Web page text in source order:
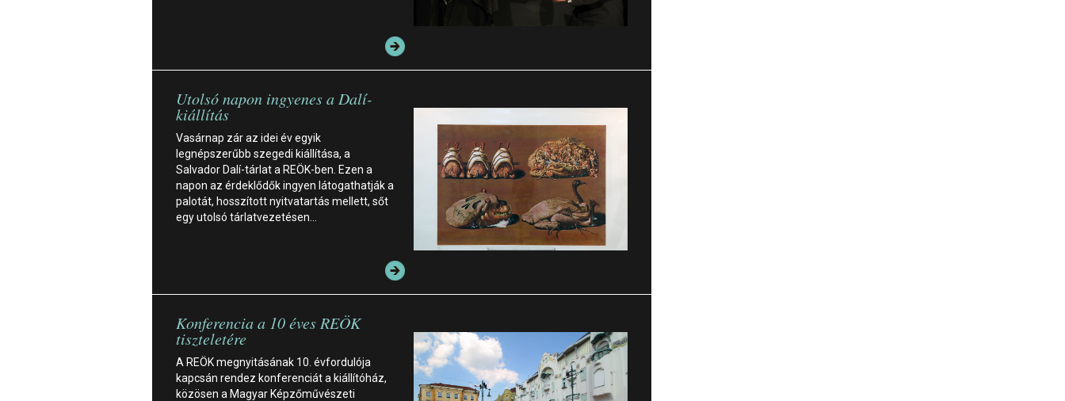
Utolsó napon ingyenes a Dalí-
kiállítás
Vasárnap zár az idei év egyik
legnépszerűbb szegedi kiállítása, a
Salvador Dalí-tárlat a REÖK-ben. Ezen a
napon az érdeklődők ingyen látogathatják a
palotát, hosszított nyitvatartás mellett, sőt
egy utolsó tárlatvezetésen…
Konferencia a 10 éves REÖK
tiszteletére
A REÖK megnyitásának 10. évfordulója
kapcsán rendez konferenciát a kiállítóház,
közösen a Magyar Képzőművészeti